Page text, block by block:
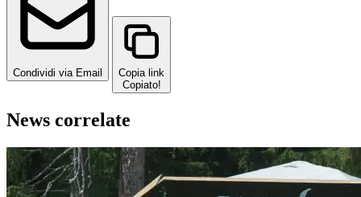
Condividi via Email
Copia link
Copiato!
News correlate